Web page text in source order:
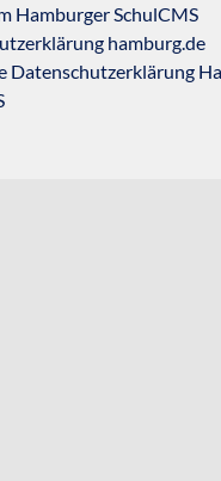
Hamburger SchulCMS
hamburg.de
Datenschutzerklärung